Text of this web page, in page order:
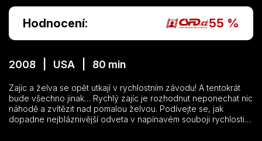
Hodnocení: 55 %
2008 | USA | 80 min
Zajíc a želva se opět utkají v rychlostním závodu! A tentokrát
bude všechno jinak… Rychlý zajíc je rozhodnut neponechat nic
náhodě a zvítězit nad pomalou želvou. Podívejte se, jak
dopadne nejbláznivější odveta v napínavém souboji rychlosti a